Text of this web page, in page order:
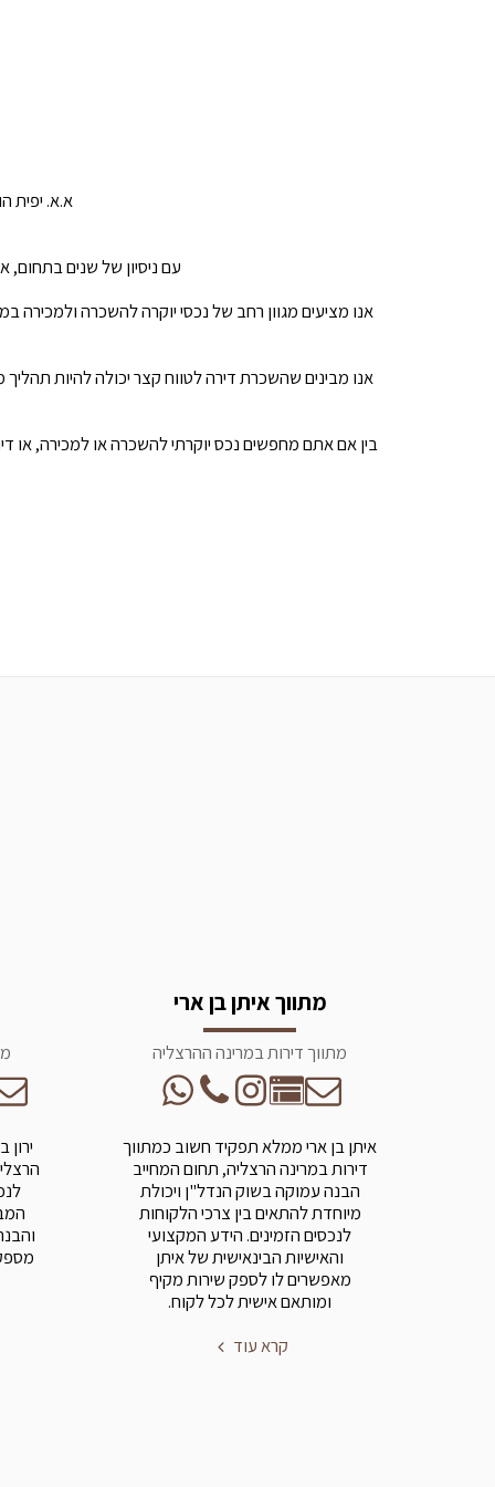
א.א. יפית
עם ניסיון של שנים
אנו מציעים מגוון רחב של נכסי יוקרה להשכרה ולמכירה
אנו מבינים שהשכרת דירה לטווח קצר יכולה להיות
בין אם אתם מחפשים נכס יוקרתי להשכרה או למכירה, או
מתווך איתן בן ארי
מתווך דירות במרינה ההרצליה
איתן בן ארי ממלא תפקיד חשוב כמתווך
דירות במרינה הרצליה, תחום המחייב
הבנה עמוקה בשוק הנדל"ן ויכולת
מיוחדת להתאים בין צרכי הלקוחות
לנכסים הזמינים. הידע המקצועי
והאישיות הבינאישית של איתן
מאפשרים לו לספק שירות מקיף
ומותאם אישית לכל לקוח.
קרא עוד